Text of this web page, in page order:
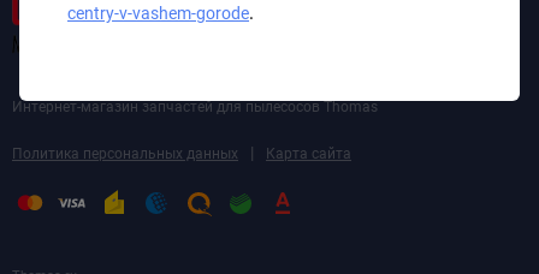
centry-v-vashem-gorode.
Интернет-магазин запчастей для пылесосов Thomas
Политика персональных данных | Карта сайта